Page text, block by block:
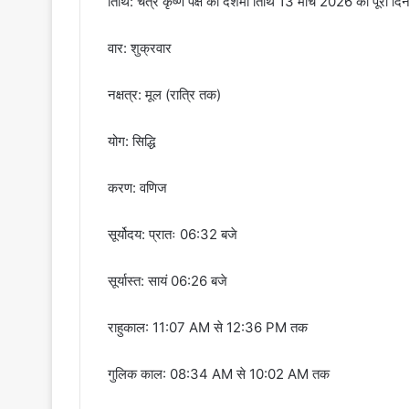
वार: शुक्रवार
नक्षत्र: मूल (रात्रि तक)
योग: सिद्धि
करण: वणिज
सूर्योदय: प्रातः 06:32 बजे
सूर्यास्त: सायं 06:26 बजे
राहुकाल: 11:07 AM से 12:36 PM तक
गुलिक काल: 08:34 AM से 10:02 AM तक